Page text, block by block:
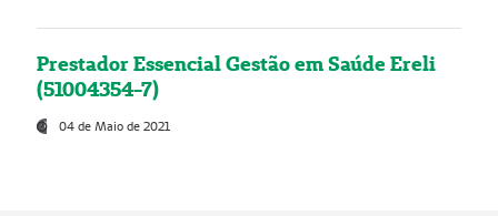
Prestador Essencial Gestão em Saúde Ereli
(51004354-7)
04 de Maio de 2021